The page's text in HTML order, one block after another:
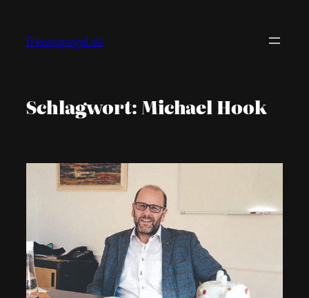
springen
fresenspegel.de
Schlagwort:Michael Hook